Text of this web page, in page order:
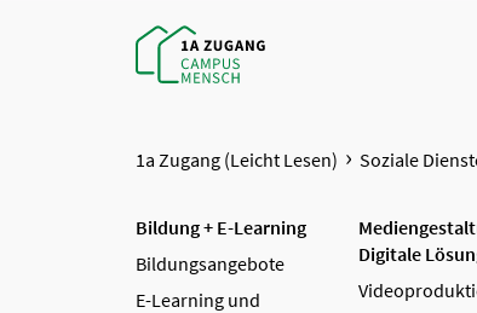
1a Zugang (Leicht Lesen) Soziale
Bildung + E-Learning
Bildungsangebote
E-Learning und
Digitale